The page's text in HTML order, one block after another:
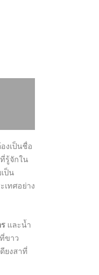
งเป็นชื่อ
รู้จักใน
ป็น
ทศอย่าง
และน้ำ
ขาว
ยงสาที่